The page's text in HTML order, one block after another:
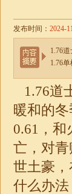
发布时间： 2024-
1.76
1.76
1.76道
暖和的
0.61，
亡，对
世土豪
什么办